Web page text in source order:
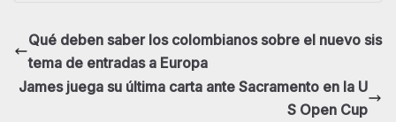
Qué deben saber los colombianos sobre el nuevo sis
tema de entradas a Europa
James juega su última carta ante Sacramento en la U
S Open Cup